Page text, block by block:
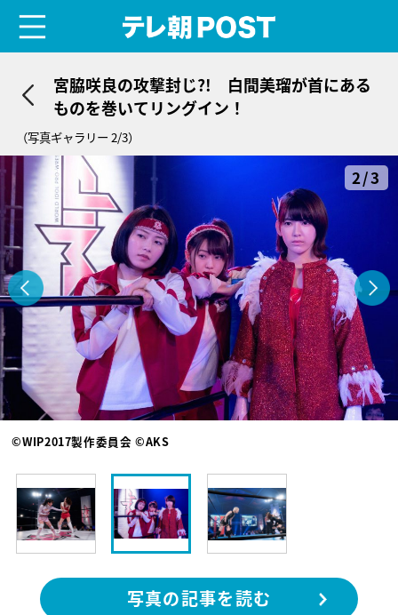
宮脇咲良の攻撃封じ?! 白間美瑠が首にある
ものを巻いてリングイン！
（写真ギャラリー 2/3）
2/3
©WIP2017製作委員会 ©AKS
写真の記事を読む